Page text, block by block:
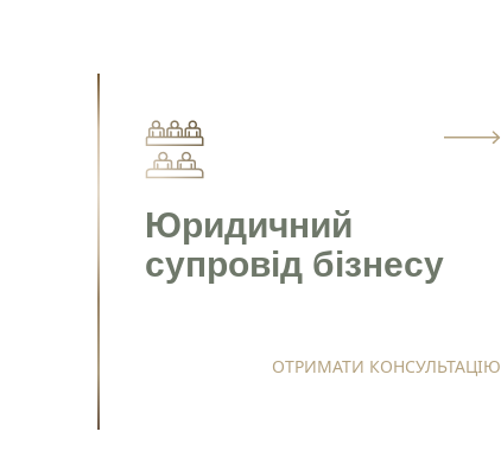
Юридичний
супровід бізнесу
ОТРИМАТИ КОНСУЛЬТАЦІЮ